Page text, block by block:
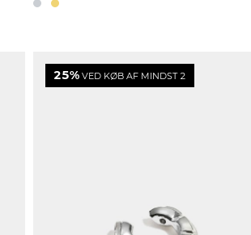
25% VED KØB AF MINDST 2